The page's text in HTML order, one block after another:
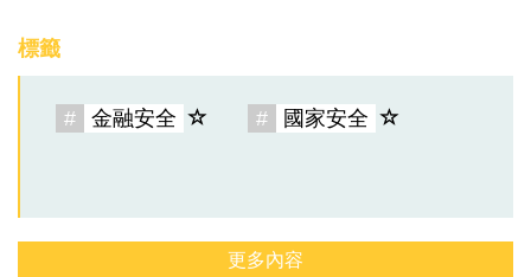
標籤
# 金融安全 # 國家安全
更多內容